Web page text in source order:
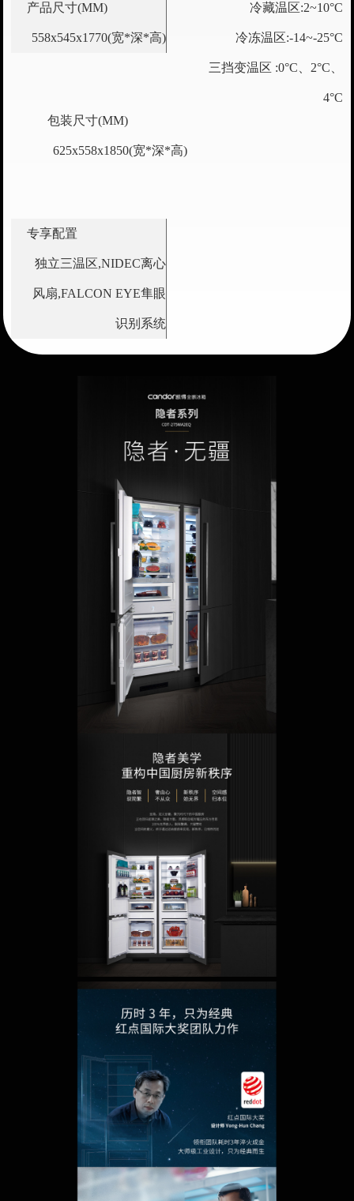
冷藏温区:2~10°C
冷冻温区:-14~-25°C
三挡变温区 :0°C、2°C、
4°C
产品尺寸(MM)
558x545x1770(宽*深*高)
包装尺寸(MM)
625x558x1850(宽*深*高)
专享配置
独立三温区,NIDEC离心
风扇,FALCON EYE隼眼
识别系统